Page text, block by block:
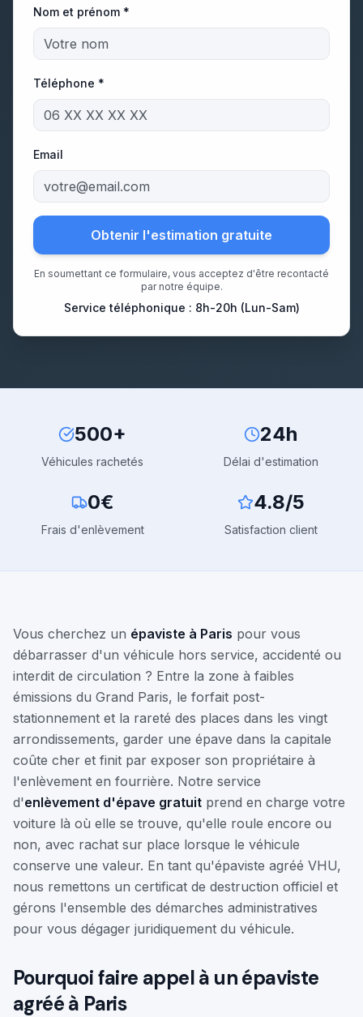
Nom et prénom *
Téléphone *
Email
Obtenir l'estimation gratuite
En soumettant ce formulaire, vous acceptez d'être recontacté
par notre équipe.
Service téléphonique : 8h-20h (Lun-Sam)
500+
Véhicules rachetés
24h
Délai d'estimation
0€
Frais d'enlèvement
4.8/5
Satisfaction client
Vous cherchez un épaviste à Paris pour vous
débarrasser d'un véhicule hors service, accidenté ou
interdit de circulation ? Entre la zone à faibles
émissions du Grand Paris, le forfait post-
stationnement et la rareté des places dans les vingt
arrondissements, garder une épave dans la capitale
coûte cher et finit par exposer son propriétaire à
l'enlèvement en fourrière. Notre service
d'enlèvement d'épave gratuit prend en charge votre
voiture là où elle se trouve, qu'elle roule encore ou
non, avec rachat sur place lorsque le véhicule
conserve une valeur. En tant qu'épaviste agréé VHU,
nous remettons un certificat de destruction officiel et
gérons l'ensemble des démarches administratives
pour vous dégager juridiquement du véhicule.
Pourquoi faire appel à un épaviste
agréé à Paris